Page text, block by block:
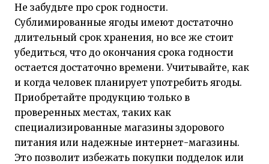
Не забудьте про срок годности.
Сублимированные ягоды имеют достаточно
длительный срок хранения, но все же стоит
убедиться, что до окончания срока годности
остается достаточно времени. Учитывайте, как
и когда человек планирует употребить ягоды.
Приобретайте продукцию только в
проверенных местах, таких как
специализированные магазины здорового
питания или надежные интернет-магазины.
Это позволит избежать покупки подделок или